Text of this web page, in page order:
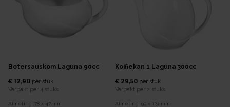
Botersauskom Laguna 90cc
€ 12,90 per stuk
Verpakt per 4 stuks
Afmeting: 78 x 47 mm
Koffiekan 1 Laguna 300cc
€ 29,50 per stuk
Verpakt per 2 stuks
Afmeting: 90 x 123 mm